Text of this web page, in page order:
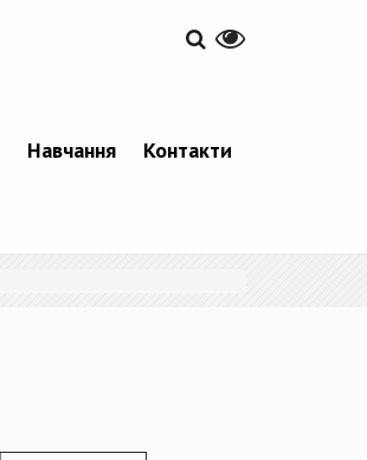
Навчання Контакти